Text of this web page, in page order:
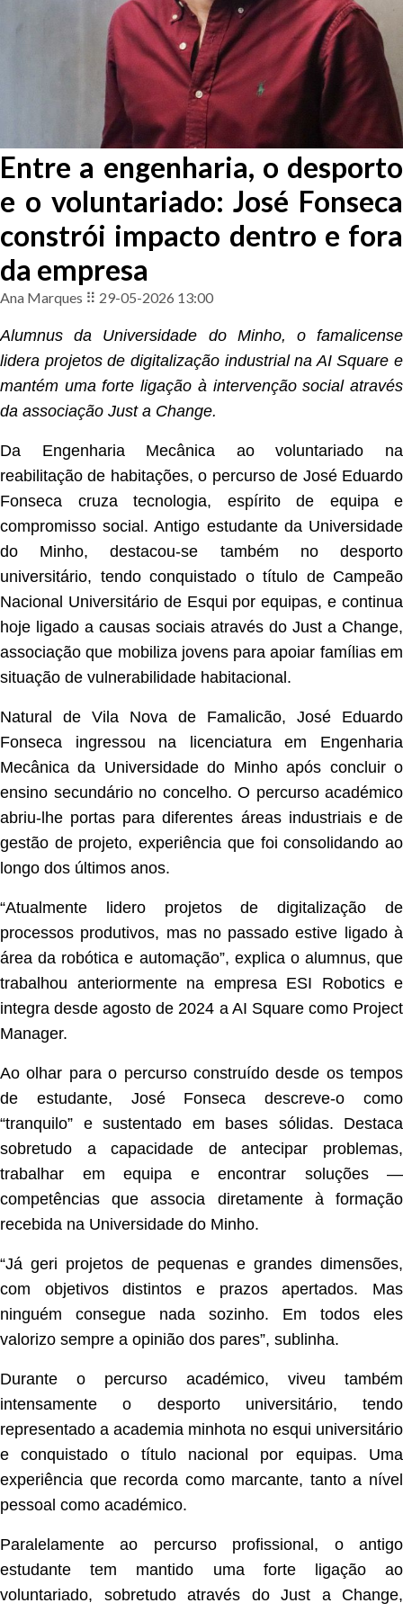
Entre a engenharia, o desporto
e o voluntariado: José Fonseca
constrói impacto dentro e fora
da empresa
Ana Marques ⠿ 29-05-2026 13:00
Alumnus da Universidade do Minho, o famalicense
lidera projetos de digitalização industrial na AI Square e
mantém uma forte ligação à intervenção social através
da associação Just a Change.
Da Engenharia Mecânica ao voluntariado na
reabilitação de habitações, o percurso de José Eduardo
Fonseca cruza tecnologia, espírito de equipa e
compromisso social. Antigo estudante da Universidade
do Minho, destacou-se também no desporto
universitário, tendo conquistado o título de Campeão
Nacional Universitário de Esqui por equipas, e continua
hoje ligado a causas sociais através do Just a Change,
associação que mobiliza jovens para apoiar famílias em
situação de vulnerabilidade habitacional.
Natural de Vila Nova de Famalicão, José Eduardo
Fonseca ingressou na licenciatura em Engenharia
Mecânica da Universidade do Minho após concluir o
ensino secundário no concelho. O percurso académico
abriu-lhe portas para diferentes áreas industriais e de
gestão de projeto, experiência que foi consolidando ao
longo dos últimos anos.
“Atualmente lidero projetos de digitalização de
processos produtivos, mas no passado estive ligado à
área da robótica e automação”, explica o alumnus, que
trabalhou anteriormente na empresa ESI Robotics e
integra desde agosto de 2024 a AI Square como Project
Manager.
Ao olhar para o percurso construído desde os tempos
de estudante, José Fonseca descreve-o como
“tranquilo” e sustentado em bases sólidas. Destaca
sobretudo a capacidade de antecipar problemas,
trabalhar em equipa e encontrar soluções —
competências que associa diretamente à formação
recebida na Universidade do Minho.
“Já geri projetos de pequenas e grandes dimensões,
com objetivos distintos e prazos apertados. Mas
ninguém consegue nada sozinho. Em todos eles
valorizo sempre a opinião dos pares”, sublinha.
Durante o percurso académico, viveu também
intensamente o desporto universitário, tendo
representado a academia minhota no esqui universitário
e conquistado o título nacional por equipas. Uma
experiência que recorda como marcante, tanto a nível
pessoal como académico.
Paralelamente ao percurso profissional, o antigo
estudante tem mantido uma forte ligação ao
voluntariado, sobretudo através do Just a Change,